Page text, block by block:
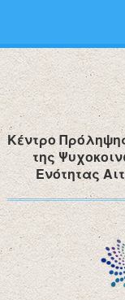
Κέντρο
της
Ενότητας